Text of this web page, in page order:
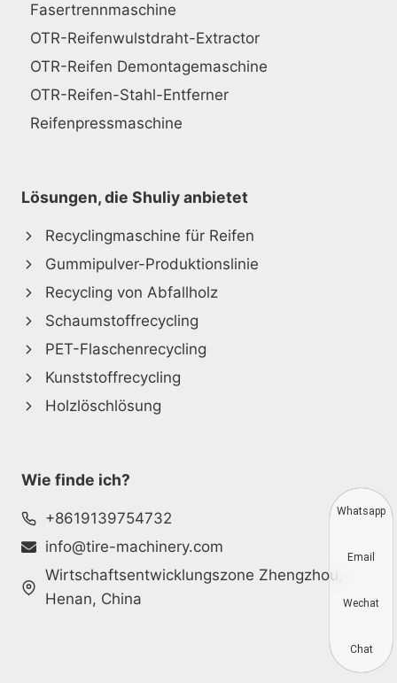
Fasertrennmaschine
OTR-Reifenwulstdraht-Extractor
OTR-Reifen Demontagemaschine
OTR-Reifen-Stahl-Entferner
Reifenpressmaschine
Lösungen, die Shuliy anbietet
Recyclingmaschine für Reifen
Gummipulver-Produktionslinie
Recycling von Abfallholz
Schaumstoffrecycling
PET-Flaschenrecycling
Kunststoffrecycling
Holzlöschlösung
Wie finde ich?
+8619139754732
info@tire-machinery.com
Wirtschaftsentwicklungszone Zhengzhou,
Henan, China
Whatsapp
Email
Wechat
Chat